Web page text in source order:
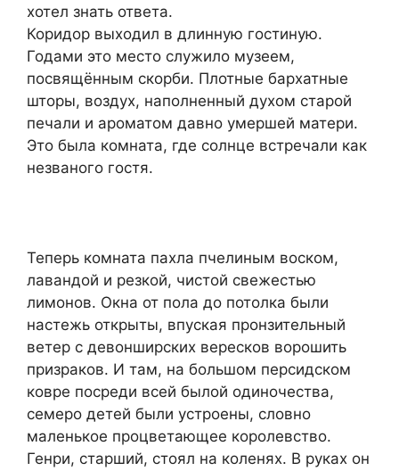
хотел знать ответа.
Коридор выходил в длинную гостиную.
Годами это место служило музеем,
посвящённым скорби. Плотные бархатные
шторы, воздух, наполненный духом старой
печали и ароматом давно умершей матери.
Это была комната, где солнце встречали как
незваного гостя.
Теперь комната пахла пчелиным воском,
лавандой и резкой, чистой свежестью
лимонов. Окна от пола до потолка были
настежь открыты, впуская пронзительный
ветер с девонширских вересков ворошить
призраков. И там, на большом персидском
ковре посреди всей былой одиночества,
семеро детей были устроены, словно
маленькое процветающее королевство.
Генри, старший, стоял на коленях. В руках он